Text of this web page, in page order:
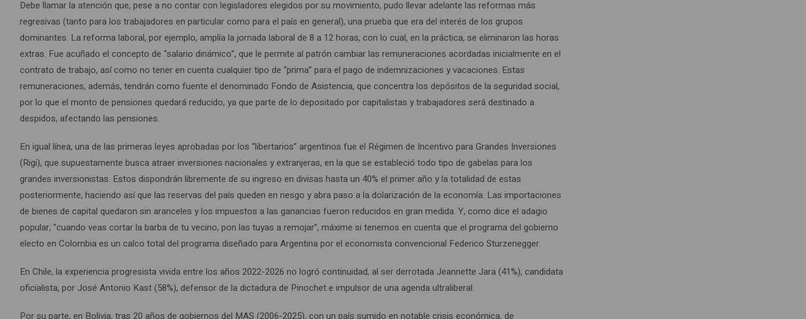
Debe llamar la atención que, pese a no contar con legisladores elegidos por su movimiento, pudo llevar adelante las reformas más
regresivas (tanto para los trabajadores en particular como para el país en general), una prueba que era del interés de los grupos
dominantes. La reforma laboral, por ejemplo, amplía la jornada laboral de 8 a 12 horas, con lo cual, en la práctica, se eliminaron las horas
extras. Fue acuñado el concepto de “salario dinámico”, que le permite al patrón cambiar las remuneraciones acordadas inicialmente en el
contrato de trabajo, así como no tener en cuenta cualquier tipo de “prima” para el pago de indemnizaciones y vacaciones. Estas
remuneraciones, además, tendrán como fuente el denominado Fondo de Asistencia, que concentra los depósitos de la seguridad social,
por lo que el monto de pensiones quedará reducido, ya que parte de lo depositado por capitalistas y trabajadores será destinado a
despidos, afectando las pensiones.
En igual línea, una de las primeras leyes aprobadas por los “libertarios” argentinos fue el Régimen de Incentivo para Grandes Inversiones
(Rigi), que supuestamente busca atraer inversiones nacionales y extranjeras, en la que se estableció todo tipo de gabelas para los
grandes inversionistas. Estos dispondrán libremente de su ingreso en divisas hasta un 40% el primer año y la totalidad de estas
posteriormente, haciendo así que las reservas del país queden en riesgo y abra paso a la dolarización de la economía. Las importaciones
de bienes de capital quedaron sin aranceles y los impuestos a las ganancias fueron reducidos en gran medida. Y, como dice el adagio
popular, “cuando veas cortar la barba de tu vecino, pon las tuyas a remojar”, máxime si tenemos en cuenta que el programa del gobierno
electo en Colombia es un calco total del programa diseñado para Argentina por el economista convencional Federico Sturzenegger.
En Chile, la experiencia progresista vivida entre los años 2022-2026 no logró continuidad, al ser derrotada Jeannette Jara (41%), candidata
oficialista, por José Antonio Kast (58%), defensor de la dictadura de Pinochet e impulsor de una agenda ultraliberal.
Por su parte, en Bolivia, tras 20 años de gobiernos del MAS (2006-2025), con un país sumido en notable crisis económica, de